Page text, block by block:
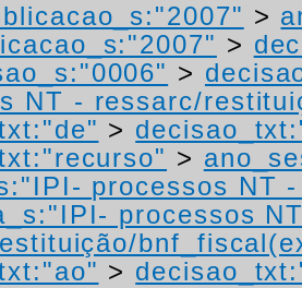
>
>
>
NT - ressarc/
>
>
processos NT
processos
>